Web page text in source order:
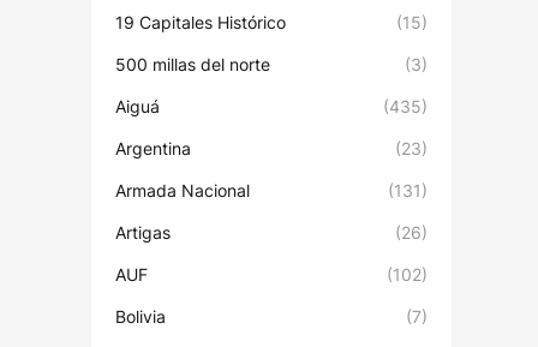
19 Capitales Histórico (15)
500 millas del norte (3)
Aiguá (435)
Argentina (23)
Armada Nacional (131)
Artigas (26)
AUF (102)
Bolivia (7)